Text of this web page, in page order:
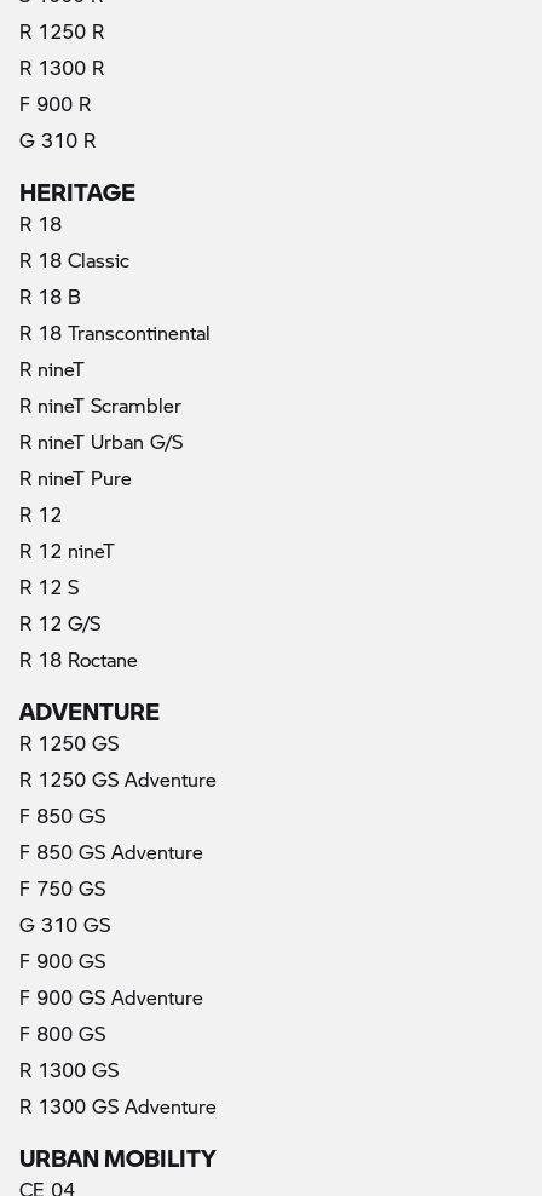
R 1250 R
R 1300 R
F 900 R
G 310 R
HERITAGE
R 18
R 18 Classic
R 18 B
R 18 Transcontinental
R nineT
R nineT Scrambler
R nineT Urban G/S
R nineT Pure
R 12
R 12 nineT
R 12 S
R 12 G/S
R 18 Roctane
ADVENTURE
R 1250 GS
R 1250 GS Adventure
F 850 GS
F 850 GS Adventure
F 750 GS
G 310 GS
F 900 GS
F 900 GS Adventure
F 800 GS
R 1300 GS
R 1300 GS Adventure
URBAN MOBILITY
CE 04